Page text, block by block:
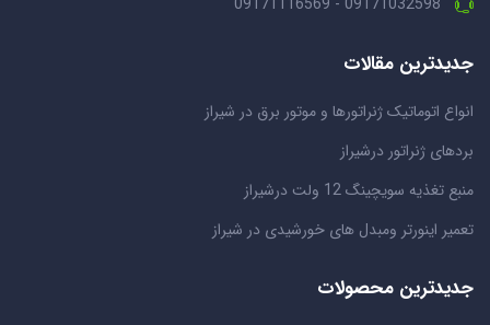
جدیدترین مقالات
انواع اتوماتیک ژنراتورها و موتور برق در شیراز
بردهای ژنراتور درشیراز
منبع تغذیه سویچینگ 12 ولت درشیراز
تعمیر اینورتر ومبدل های خورشیدی در شیراز
جدیدترین محصولات